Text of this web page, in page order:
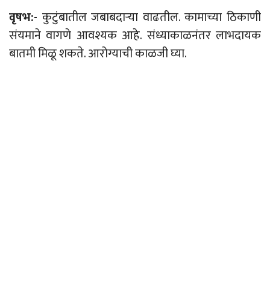
वृषभ:- कुटुंबातील जबाबदाऱ्या वाढतील. कामाच्या ठिकाणी
संयमाने वागणे आवश्यक आहे. संध्याकाळनंतर लाभदायक
बातमी मिळू शकते. आरोग्याची काळजी घ्या.